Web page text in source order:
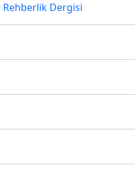
Rehberlik Dergisi